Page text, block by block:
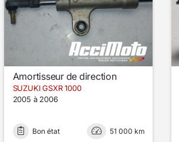
Amortisseur de direction
SUZUKI GSXR 1000
2005 à 2006
Bon état 51 000 km